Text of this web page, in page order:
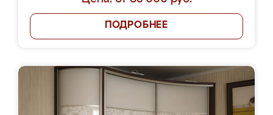
ПОДРОБНЕЕ